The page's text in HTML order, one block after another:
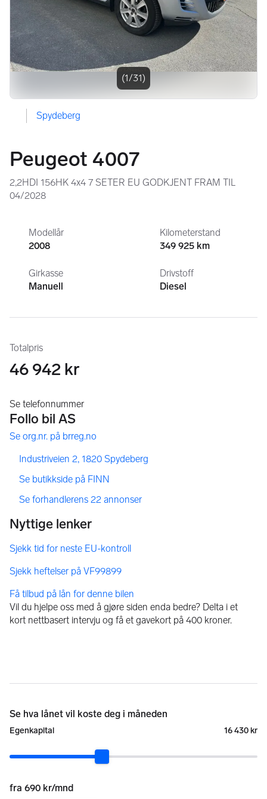
(1/31)
Spydeberg
Peugeot 4007
2,2HDI 156HK 4x4 7 SETER EU GODKJENT FRAM TIL
04/2028
Modellår
2008
Kilometerstand
349 925 km
Girkasse
Manuell
Drivstoff
Diesel
Totalpris
46 942 kr
,
Industriveien 2, 1820 Spydeberg
Se butikkside på FINN
Se forhandlerens 22 annonser
Få tilbud på lån for denne bilen
Vil du hjelpe oss med å gjøre siden enda bedre? Delta i et
kort nettbasert intervju og få et gavekort på 400 kroner.